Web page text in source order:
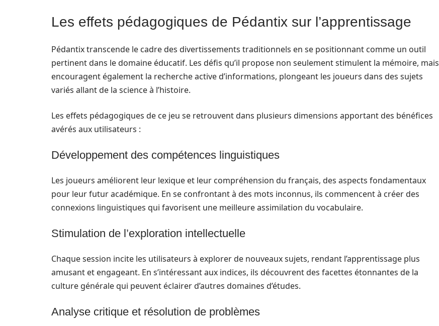
Les effets pédagogiques de Pédantix sur l’apprentissage
Pédantix transcende le cadre des divertissements traditionnels en se positionnant comme un outil
pertinent dans le domaine éducatif. Les défis qu’il propose non seulement stimulent la mémoire, mais
encouragent également la recherche active d’informations, plongeant les joueurs dans des sujets
variés allant de la science à l’histoire.
Les effets pédagogiques de ce jeu se retrouvent dans plusieurs dimensions apportant des bénéfices
avérés aux utilisateurs :
Développement des compétences linguistiques
Les joueurs améliorent leur lexique et leur compréhension du français, des aspects fondamentaux
pour leur futur académique. En se confrontant à des mots inconnus, ils commencent à créer des
connexions linguistiques qui favorisent une meilleure assimilation du vocabulaire.
Stimulation de l’exploration intellectuelle
Chaque session incite les utilisateurs à explorer de nouveaux sujets, rendant l’apprentissage plus
amusant et engageant. En s’intéressant aux indices, ils découvrent des facettes étonnantes de la
culture générale qui peuvent éclairer d’autres domaines d’études.
Analyse critique et résolution de problèmes